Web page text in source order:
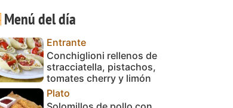
Menú del día
Entrante
Conchiglioni rellenos de
stracciatella, pistachos,
tomates cherry y limón
Plato